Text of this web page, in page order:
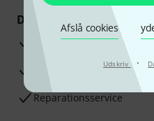
Afslå cookies
Udskriv ·
Dine fordele
3 års Thomann Garanti
30 dages money back
Reparationsservice